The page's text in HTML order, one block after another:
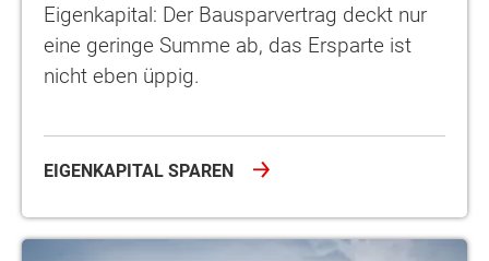
Eigenkapital: Der Bausparvertrag deckt nur
eine geringe Summe ab, das Ersparte ist
nicht eben üppig.
EIGENKAPITAL SPAREN
Ausbauhaus – Selbstbauhaus: Ein Vergleich beider Bauformen